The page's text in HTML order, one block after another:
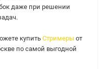
даже при решении
купитьСтримеры от
по самой выгодной